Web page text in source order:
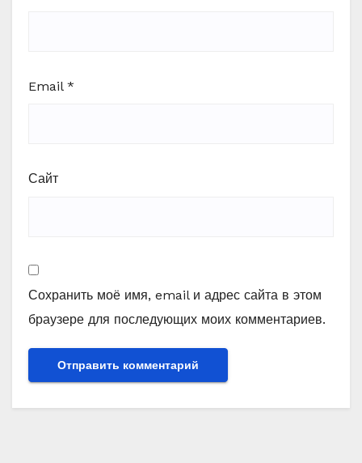
Email *
Сайт
Сохранить моё имя, email и адрес сайта в этом
браузере для последующих моих комментариев.